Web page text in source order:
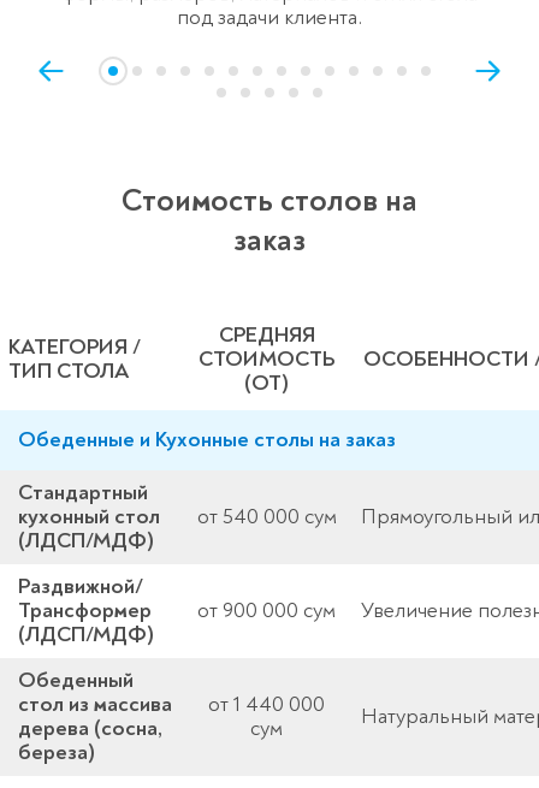
под задачи клиента.
Стоимость столов на
заказ
КАТЕГОРИЯ /
ТИП СТОЛА
СРЕДНЯЯ
СТОИМОСТЬ
(ОТ)
ОСОБЕННОСТИ
Обеденные и Кухонные столы на заказ
Стандартный
кухонный стол
(ЛДСП/МДФ)
от 540 000 сум Прямоугольный
Раздвижной/
Трансформер
(ЛДСП/МДФ)
от 900 000 сум Увеличение
Обеденный
стол из массива
дерева (сосна,
береза)
от 1 440 000
сум
Натуральный